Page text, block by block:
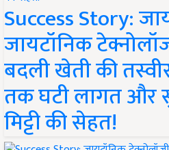
Success Story:
जायटॉनिक
बदली खेती की
तक घटी लागत और
मिट्टी की सेहत!